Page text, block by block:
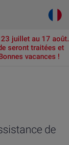
23 juillet au 17 août.
seront traitées et
vacances !
de